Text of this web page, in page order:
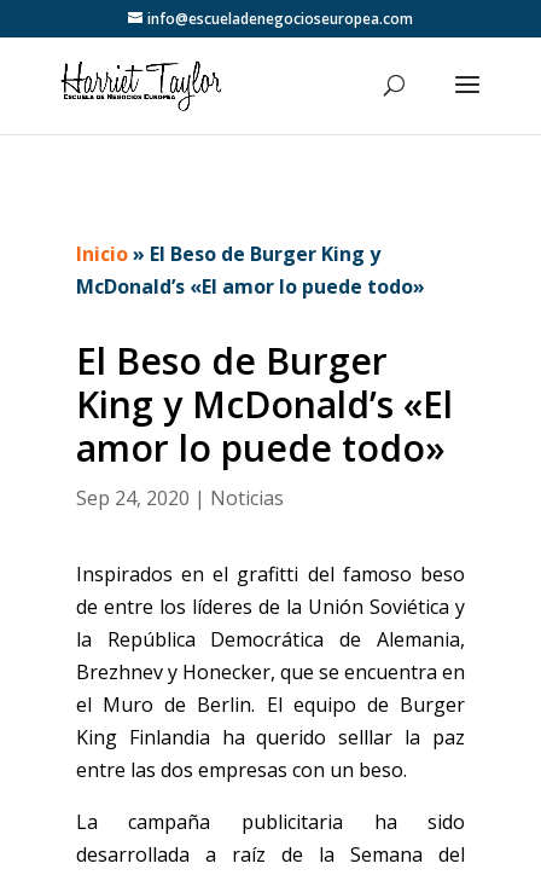
info@escueladenegocioseuropea.com
Inicio» El Beso de Burger King y
McDonald’s «El amor lo puede todo»
El Beso de Burger
King y McDonald’s «El
amor lo puede todo»
Sep 24, 2020 | Noticias
Inspirados en el grafitti del famoso beso
de entre los líderes de la Unión Soviética y
la República Democrática de Alemania,
Brezhnev y Honecker, que se encuentra en
el Muro de Berlin. El equipo de Burger
King Finlandia ha querido selllar la paz
entre las dos empresas con un beso.
La campaña publicitaria ha sido
desarrollada a raíz de la Semana del